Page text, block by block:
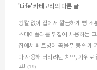
' Life' 카테고리의 다른 글
빵칼 없이 집에서 깔끔하게 빵 소
스테이플러를 뒤집어 사용하는
집에서 페트병에 곡물 밀봉 쉽게
다 사용해 버리려던 치약, 가위로
고! (19)